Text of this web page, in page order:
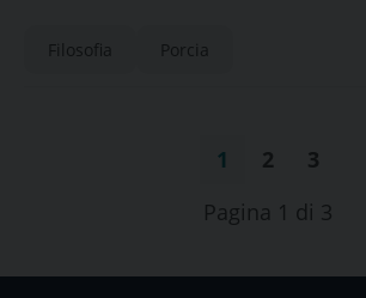
Filosofia Porcia
1 2
3
Pagina 1 di 3